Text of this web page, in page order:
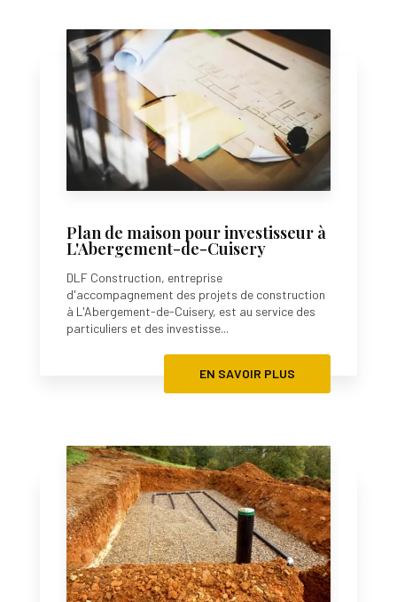
Plan de maison pour investisseur à
L'Abergement-de-Cuisery
DLF Construction, entreprise
d'accompagnement des projets de construction
à L'Abergement-de-Cuisery, est au service des
particuliers et des investisse...
EN SAVOIR PLUS